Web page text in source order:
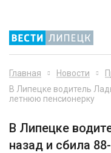
Главная Новости
В Липецке водитель
летнюю пенсионерку
В Липецке
назад и сбила